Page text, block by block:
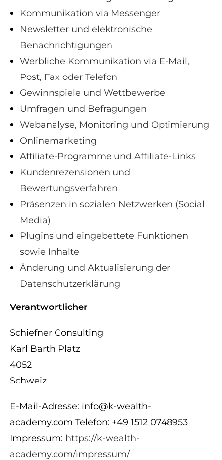
Kommunikation via Messenger
Newsletter und elektronische
Benachrichtigungen
Werbliche Kommunikation via E-Mail,
Post, Fax oder Telefon
Gewinnspiele und Wettbewerbe
Umfragen und Befragungen
Webanalyse, Monitoring und Optimierung
Onlinemarketing
Affiliate-Programme und Affiliate-Links
Kundenrezensionen und
Bewertungsverfahren
Präsenzen in sozialen Netzwerken (Social
Media)
Plugins und eingebettete Funktionen
sowie Inhalte
Änderung und Aktualisierung der
Datenschutzerklärung
Verantwortlicher
Schiefner Consulting
Karl Barth Platz
4052
Schweiz
E-Mail-Adresse: info@k-wealth-
academy.com Telefon: +49 1512 0748953
Impressum: https://k-wealth-
academy.com/impressum/